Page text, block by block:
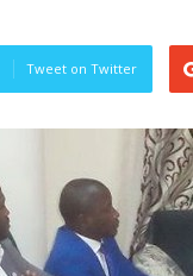
Tweet on Twitter